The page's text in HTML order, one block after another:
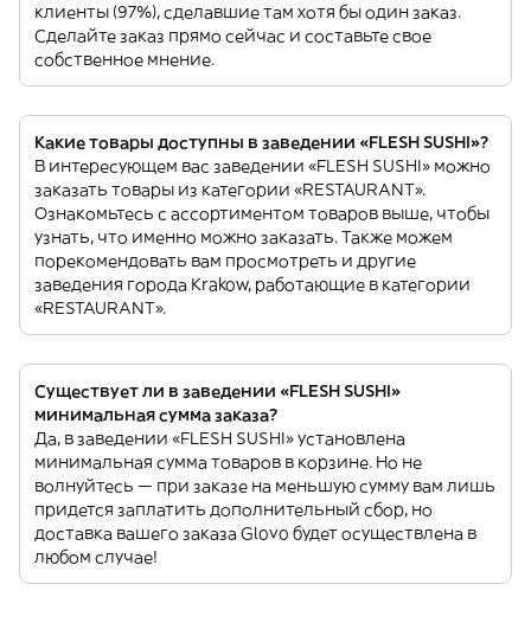
клиенты (97%), сделавшие там хотя бы один заказ.
Сделайте заказ прямо сейчас и составьте свое
собственное мнение.
Какие товары доступны в заведении «FLESH SUSHI»?
В интересующем вас заведении «FLESH SUSHI» можно
заказать товары из категории «RESTAURANT».
Ознакомьтесь с ассортиментом товаров выше, чтобы
узнать, что именно можно заказать. Также можем
порекомендовать вам просмотреть и другие
заведения города Krakow, работающие в категории
«RESTAURANT».
Существует ли в заведении «FLESH SUSHI»
минимальная сумма заказа?
Да, в заведении «FLESH SUSHI» установлена
минимальная сумма товаров в корзине. Но не
волнуйтесь — при заказе на меньшую сумму вам лишь
придется заплатить дополнительный сбор, но
доставка вашего заказа Glovo будет осуществлена в
любом случае!